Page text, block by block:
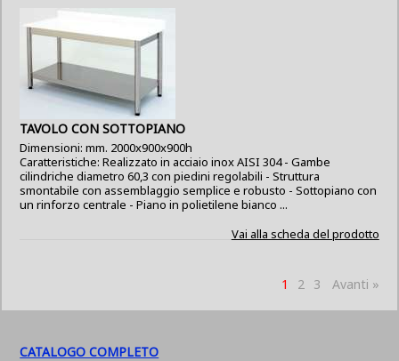
TAVOLO CON SOTTOPIANO
Dimensioni: mm. 2000x900x900h
Caratteristiche: Realizzato in acciaio inox AISI 304 - Gambe
cilindriche diametro 60,3 con piedini regolabili - Struttura
smontabile con assemblaggio semplice e robusto - Sottopiano con
un rinforzo centrale - Piano in polietilene bianco ...
Vai alla scheda del prodotto
1 2 3 Avanti »
CATALOGO COMPLETO